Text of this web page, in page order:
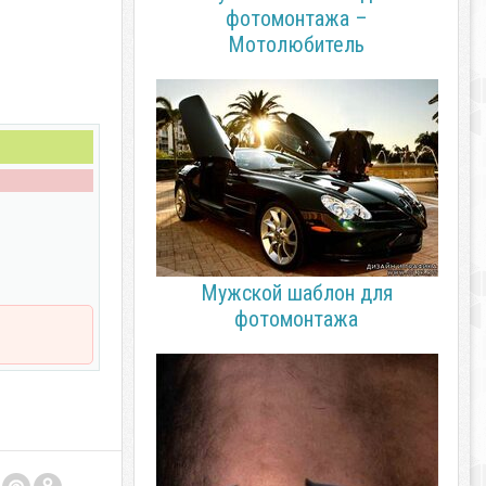
фотомонтажа –
Мотолюбитель
Мужской шаблон для
фотомонтажа